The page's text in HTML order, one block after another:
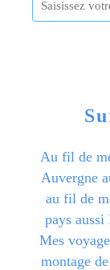
Au fil de
Auvergne
au fil de
pays
Mes
montage